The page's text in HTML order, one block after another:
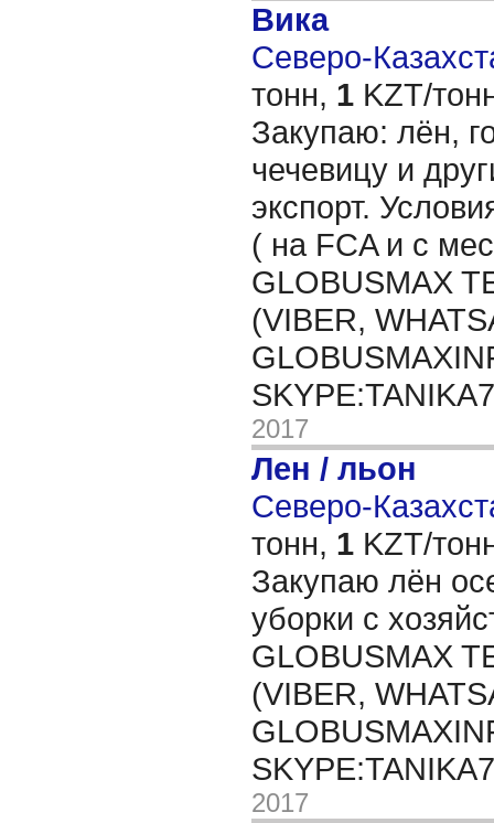
Вика
Северо-
тонн, 1 KZT/
Закупаю: лён,
чечевицу и
экспорт.
( на FCA и с
GLOBUSMAX
(VIBER,
2017
Лен / льон
Северо-
тонн, 1 KZT/
Закупаю лён
уборки с
GLOBUSMAX
(VIBER,
2017